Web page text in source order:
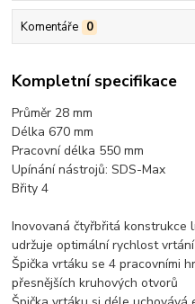
Komentáře 0
Kompletní specifikace
Průměr 28 mm
Délka 670 mm
Pracovní délka 550 mm
Upínání nástrojů: SDS-Max
Břity 4
Inovovaná čtyřbřitá konstrukce
udržuje optimální rychlost
Špička vrtáku se 4 pracovními
přesnějších kruhových otvorů